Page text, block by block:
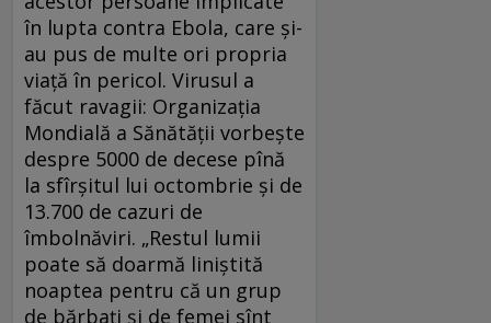
în lupta contra Ebola, care şi-
au pus de multe ori propria
viaţă în pericol. Virusul a
făcut ravagii: Organizaţia
Mondială a Sănătăţii vorbeşte
despre 5000 de decese pînă
la sfîrşitul lui octombrie şi de
13.700 de cazuri de
îmbolnăviri. „Restul lumii
poate să doarmă liniştită
noaptea pentru că un grup
de bărbaţi şi de femei sînt